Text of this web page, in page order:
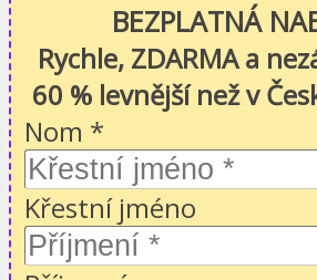
BEZPLATNÁ
Rychle, ZDARMA a
60 % levnější než v
Nom *
Křestní jméno